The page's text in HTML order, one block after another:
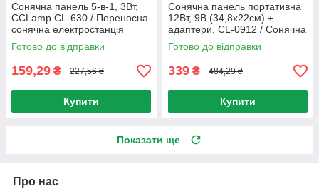
Сонячна панель 5-в-1, 3Вт,
CCLamp CL-630 / Переносна
сонячна електростанція
Готово до відправки
159,29 ₴ 227,56 ₴
Купити
Сонячна панель портативна
12Вт, 9В (34,8х22см) +
адаптери, CL-0912 / Сонячна
зарядна станція
Готово до відправки
339 ₴ 484,29 ₴
Купити
Показати ще
Про нас